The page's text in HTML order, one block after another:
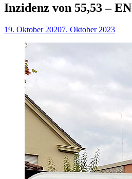
Inzidenz von 55,53 –
19. Oktober 20207. Oktober 2023